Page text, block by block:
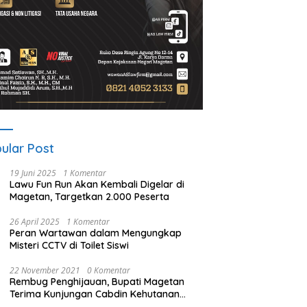
Post
19 Juni 2025 1 Komentar
Lawu Fun Run Akan Kembali Digelar di
Magetan, Targetkan 2.000 Peserta
26 April 2025 1 Komentar
Peran Wartawan dalam Mengungkap
Misteri CCTV di Toilet Siswi
22 November 2021 0 Komentar
Rembug Penghijauan, Bupati Magetan
Terima Kunjungan Cabdin Kehutanan